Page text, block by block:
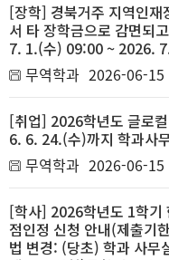
[장학] 경북거주 지역인
서 타 장학금으로 감면되
7. 1.(수) 09:00 ~ 2026.
무역학과 2026-06-15
[취업] 2026학년도 글로
6. 6. 24.(수)까지 학과사
무역학과 2026-06-15
[학사] 2026학년도 1학기
점인정 신청 안내(제출
법 변경: (당초) 학과 사